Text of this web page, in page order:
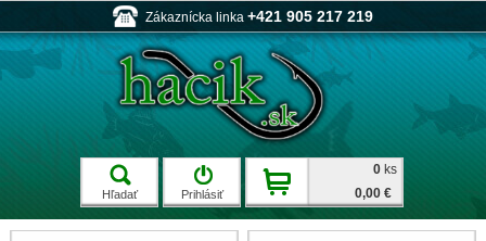
Zákaznícka linka +421 905 217 219
Hľadať Prihlásiť
0 ks
0,00 €